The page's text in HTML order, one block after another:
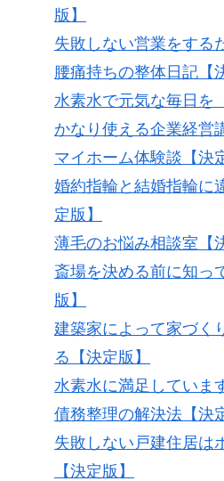
版】
失敗しない営業をする
腰痛持ちの整体日記【
水素水で元気な毎日を
かなり使える企業経営
マイホーム体験談【決
婚約指輪と結婚指輪に
定版】
薄毛のお悩み相談室【
斎場を決める前に知っ
版】
建築家によって家づく
る【決定版】
水素水に満足していま
債務整理の解決法【決
失敗しない戸建住居は
【決定版】